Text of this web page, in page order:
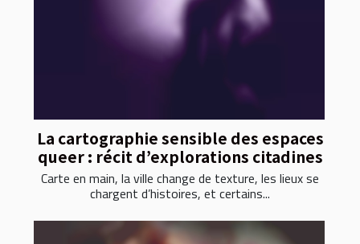
La cartographie sensible des espaces
queer : récit d’explorations citadines
Carte en main, la ville change de texture, les lieux se
chargent d’histoires, et certains...